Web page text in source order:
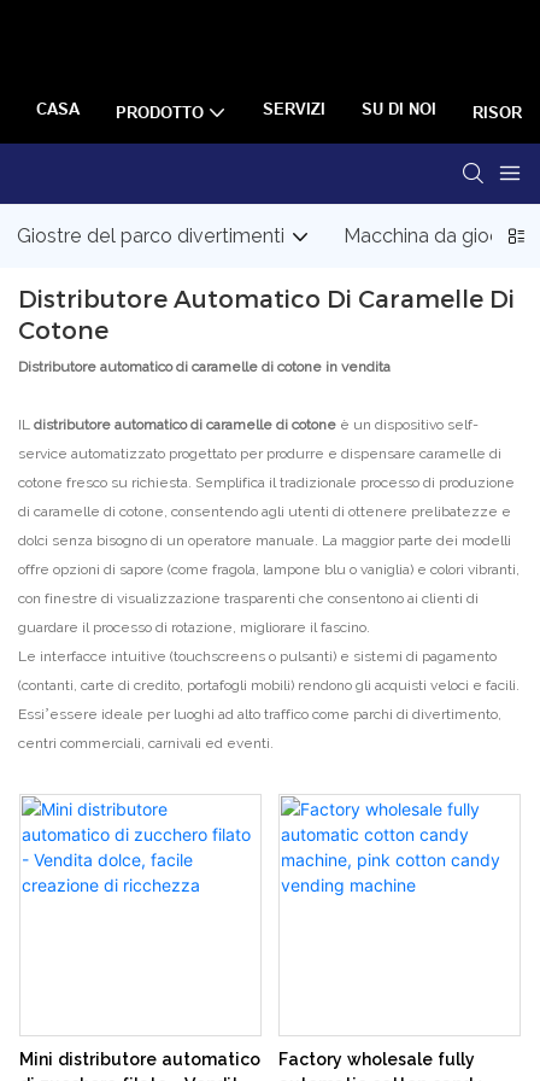
CASA PRODOTTO SERVIZI SU DI NOI
Giostre del parco divertimenti Macchina da gioco
Distributore Automatico Di Caramelle Di
Cotone
Distributore automatico di caramelle di cotone in vendita
IL distributore automatico di caramelle di cotone è un dispositivo self-
service automatizzato progettato per produrre e dispensare caramelle di
cotone fresco su richiesta. Semplifica il tradizionale processo di produzione
di caramelle di cotone, consentendo agli utenti di ottenere prelibatezze e
dolci senza bisogno di un operatore manuale. La maggior parte dei modelli
offre opzioni di sapore (come fragola, lampone blu o vaniglia) e colori vibranti,
con finestre di visualizzazione trasparenti che consentono ai clienti di
guardare il processo di rotazione, migliorare il fascino.
Le interfacce intuitive (touchscreens o pulsanti) e sistemi di pagamento
(contanti, carte di credito, portafogli mobili) rendono gli acquisti veloci e facili.
Essi’essere ideale per luoghi ad alto traffico come parchi di divertimento,
centri commerciali, carnivali ed eventi.
Mini distributore automatico
Factory wholesale fully